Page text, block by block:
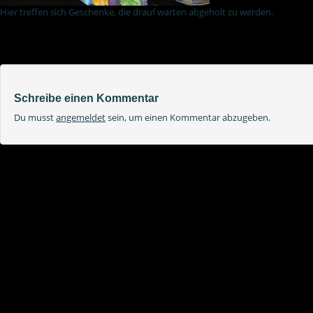
Hier treffen sich Geschenke, die drauf warten abgeholt zu werden.
Schreibe einen Kommentar
Du musstangemeldetsein, um einen Kommentar abzugeben.